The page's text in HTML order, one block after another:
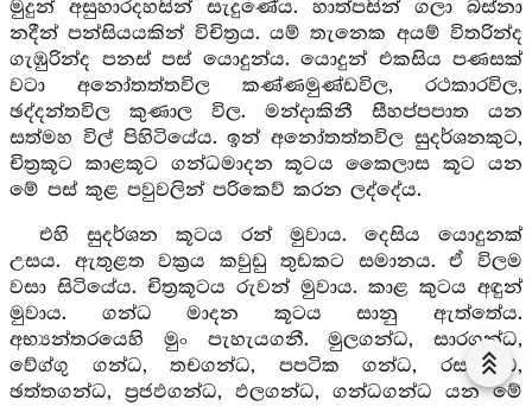
මුදුන් අසුහාරදහසින් සැදුණේය. හාත්පසින් ගලා බස්නා
නදීන් පන්සියයකින් විචිත්‍රය. යම් තැනෙක අයම් විතරින්ද
ගැඹුරින්ද පනස් පස් යොදුන්ය. යොදුන් එකසිය පණසක්
වටා අනෝතත්තවිල කණ්ණමුණ්ඩවිල, රථකාරවිල,
ඡද්දන්තවිල කුණාල විල. මන්දාකිනී සීහප්පපාත යන
සත්මහ විල් පිහිටියේය. ඉන් අනෝතත්තවිල සුදර්ශනකුට,
චිත්‍රකූට කාළකූට ගන්ධමාදන කූටය කෛලාස කූට යන
මේ පස් කුළ පවුවලින් පරිකෙව් කරන ලද්දේය.
එහි සුදර්ශන කූටය රන් මුවාය. දෙසිය යොදුනක්
උසය. ඇතුළත වක්‍රය කවුඩු තුඩකට සමානය. ඒ විලම
වසා සිටියේය. චිත්‍රකූටය රුවන් මුවාය. කාළ කුටය අඳුන්
මුවාය. ගන්ධ මාදන කූටය සානු ඇත්තේය.
අභ්‍යන්තරයෙහි මුං පැහැයගනී. මුලගන්ධ, සාරගන්ධ,
වේග්ගු ගන්ධ, තචගන්ධ, පපටික ගන්ධ, රසගන්ධ,
ඡත්තගන්ධ, ප්‍රජඵගන්ධ, ඵලගන්ධ, ගන්ධගන්ධ යන මේ